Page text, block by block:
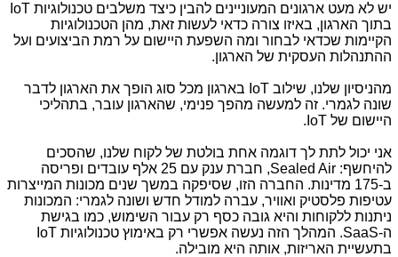
יש לא מעט ארגונים המעוניינים להבין כיצד משלבים טכנולוגיות IoT
בתוך הארגון, באיזו צורה כדאי לעשות זאת, מהן הטכנולוגיות
הקיימות שכדאי לבחור ומה השפעת היישום על רמת הביצועים ועל
ההתנהלות העסקית של הארגון.
מהניסיון שלנו, שילוב IoT בארגון מכל סוג הופך את הארגון לדבר
שונה לגמרי. זה למעשה מהפך פנימי, שהארגון עובר, בתהליכי
היישום של IoT
.
אני יכול לתת לך דוגמה אחת בולטת של לקוח שלנו, שהסכים
להיחשף: Sealed Air
, חברת ענק עם 25 אלף עובדים ופריסה
ב-175 מדינות. החברה הזו, שסיפקה במשך שנים מכונות המייצרות
עטיפות פלסטיק ואוויר, עברה למודל חדש ושונה לגמרי: המכונות
ניתנות ללקוחות והיא גובה כסף רק עבור השימוש, כמו בגישת
ה-SaaS. המהלך הזה נעשה אפשרי רק באימוץ טכנולוגיות IoT
בתעשיית האריזות, אותה היא מובילה.